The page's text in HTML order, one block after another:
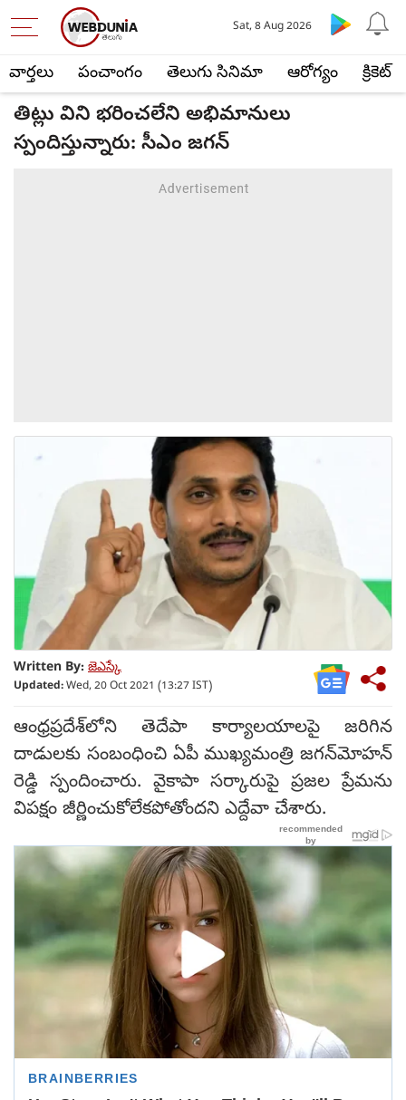
వార్తలు పంచాంగం తెలుగు సినిమా ఆరోగ్యం క్రికెట్
Sat, 8 Aug 2026
తిట్లు విని భరించలేని అభిమానులు
స్పందిస్తున్నారు: సీఎం జ‌గ‌న్
Written By: జెఎస్కే
Updated:Wed, 20 Oct 2021 (13:27 IST)
ఆంధ్రప్రదేశ్‌లోని తెదేపా కార్యాలయాలపై జరిగిన
దాడులకు సంబంధించి ఏపీ ముఖ్యమంత్రి జగన్‌మోహన్
రెడ్డి స్పందించారు. వైకాపా సర్కారుపై ప్రజల ప్రేమను
విపక్షం జీర్ణించుకోలేకపోతోందని ఎద్దేవా చేశారు.